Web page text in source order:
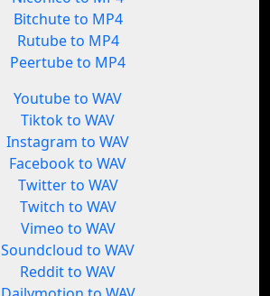
Bitchute to MP4
Rutube to MP4
Peertube to MP4
Youtube to WAV
Tiktok to WAV
Instagram to WAV
Facebook to WAV
Twitter to WAV
Twitch to WAV
Vimeo to WAV
Soundcloud to WAV
Reddit to WAV